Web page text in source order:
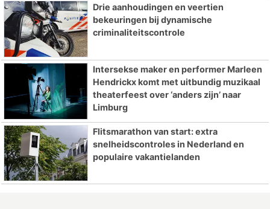
Drie aanhoudingen en veertien
bekeuringen bij dynamische
criminaliteitscontrole
Intersekse maker en performer Marleen
Hendrickx komt met uitbundig muzikaal
theaterfeest over ‘anders zijn’ naar
Limburg
Flitsmarathon van start: extra
snelheidscontroles in Nederland en
populaire vakantielanden